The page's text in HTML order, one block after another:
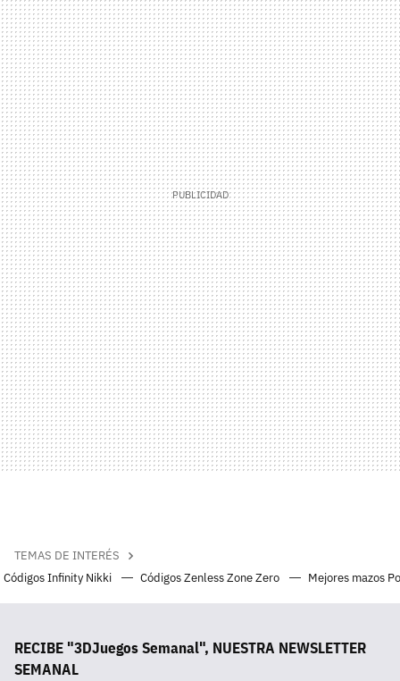
TEMAS DE INTERÉS
Códigos Infinity Nikki
Códigos Zenless Zone Zero Mejores mazos
RECIBE "3DJuegos Semanal", NUESTRA NEWSLETTER
SEMANAL